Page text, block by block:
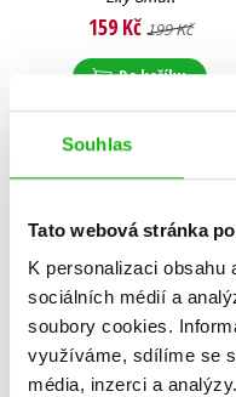
Souhlas
Tato webová stránka
K personalizaci
sociálních médií a
soubory cookies.
využíváme, sdílíme se
média, inzerci a analýzy.
159 Kč 199 Kč
Do košíku